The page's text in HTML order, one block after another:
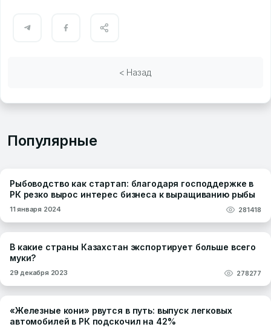
< Назад
Популярные
Рыбоводство как стартап: благодаря господдержке в
РК резко вырос интерес бизнеса к выращиванию рыбы
11 января 2024 281418
В какие страны Казахстан экспортирует больше всего
муки?
29 декабря 2023 278277
«Железные кони» рвутся в путь: выпуск легковых
автомобилей в РК подскочил на 42%